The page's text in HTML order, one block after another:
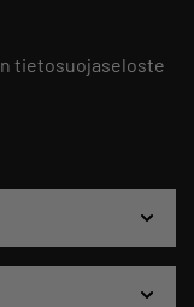
tietosuojaseloste